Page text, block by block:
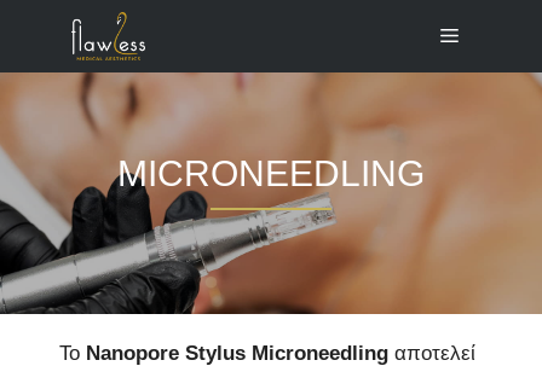
Μετάβαση
περιεχόμενο
Menu
MICRONEEDLING
Το Nanopore Stylus Microneedling αποτελεί